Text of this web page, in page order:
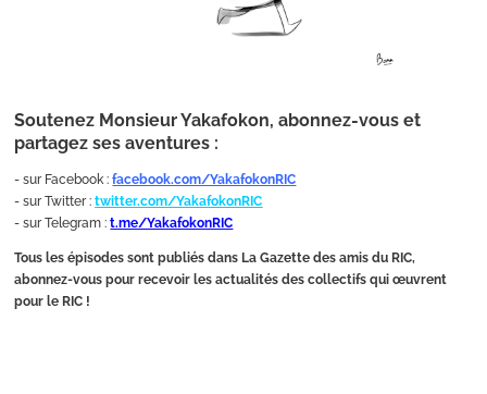
Soutenez Monsieur Yakafokon, abonnez-vous et
partagez ses aventures :
- sur Facebook :facebook.com/YakafokonRIC
- sur Twitter :twitter.com/YakafokonRIC
- sur Telegram :t.me/YakafokonRIC
Tous les épisodes sont publiés dans La Gazette des amis du RIC,
abonnez-vous pour recevoir les actualités des collectifs qui œuvrent
pour le RIC !